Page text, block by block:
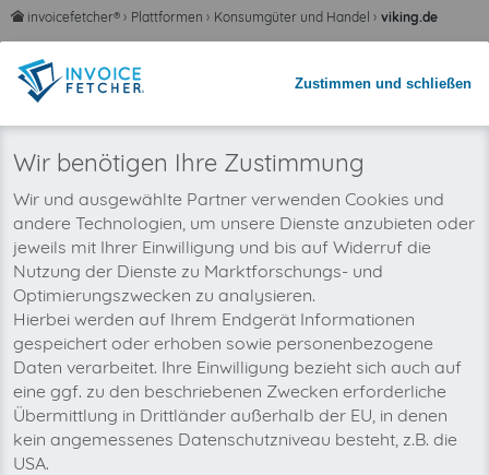
home invoicefetcher® › Plattformen › Konsumgüter und Handel › viking.de
Zeit sparen mit automatisiertem
Zustimmen und schließen
Wir benötigen Ihre Zustimmung
Wir und ausgewählte Partner verwenden Cookies und
andere Technologien, um unsere Dienste anzubieten oder
jeweils mit Ihrer Einwilligung und bis auf Widerruf die
Nutzung der Dienste zu Marktforschungs- und
Optimierungszwecken zu analysieren.
Hierbei werden auf Ihrem Endgerät Informationen
gespeichert oder erhoben sowie personenbezogene
Daten verarbeitet. Ihre Einwilligung bezieht sich auch auf
eine ggf. zu den beschriebenen Zwecken erforderliche
Übermittlung in Drittländer außerhalb der EU, in denen
kein angemessenes Datenschutzniveau besteht, z.B. die
USA.